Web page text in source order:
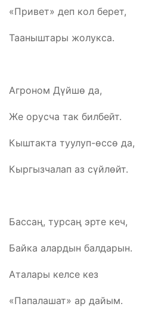
«Привет» деп кол берет,
Тааныштары жолукса.
Агроном Дүйшө да,
Же орусча так билбейт.
Кыштакта туулуп-өссө да,
Кыргызчалап аз сүйлөйт.
Бассаң, турсаң эрте кеч,
Байка алардын балдарын.
Аталары келсе кез
«Папалашат» ар дайым.